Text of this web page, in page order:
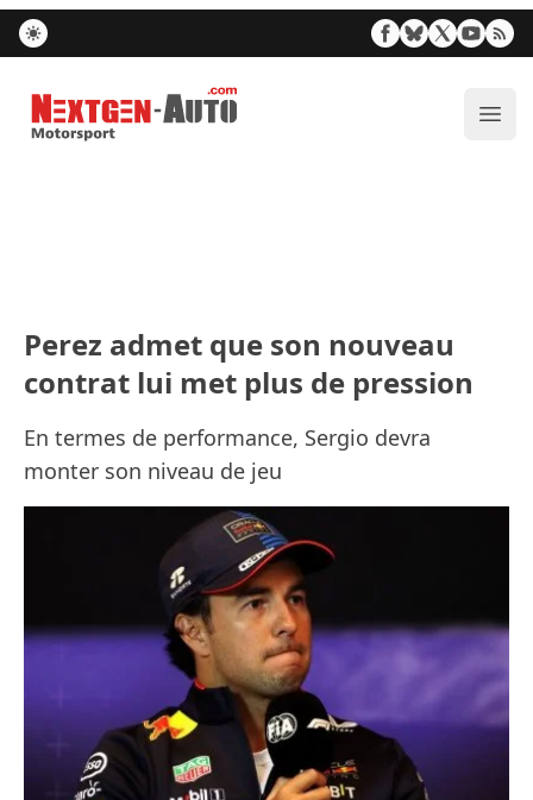
Nextgen-Auto.com
Perez admet que son nouveau
contrat lui met plus de pression
En termes de performance, Sergio devra
monter son niveau de jeu